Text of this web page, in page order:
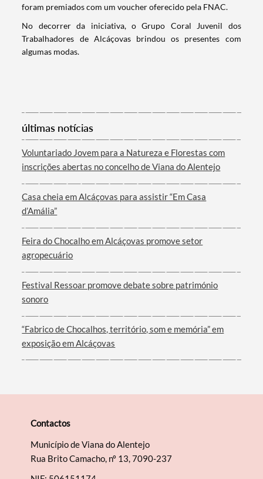
Categorias gerais
foram premiados com um voucher oferecido pela FNAC.
No decorrer da iniciativa, o Grupo Coral Juvenil dos
Trabalhadores de Alcáçovas brindou os presentes com
algumas modas.
últimas notícias
Voluntariado Jovem para a Natureza e Florestas com
inscrições abertas no concelho de Viana do Alentejo
Casa cheia em Alcáçovas para assistir “Em Casa
d’Amália”
Feira do Chocalho em Alcáçovas promove setor
agropecuário
Festival Ressoar promove debate sobre património
sonoro
“Fabrico de Chocalhos, território, som e memória” em
exposição em Alcáçovas
Contactos
Município de Viana do Alentejo
Rua Brito Camacho, nº 13, 7090-237